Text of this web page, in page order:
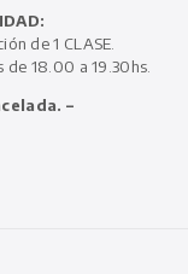
de 1 CLASE.
de 18.00 a 19.30hs.
–